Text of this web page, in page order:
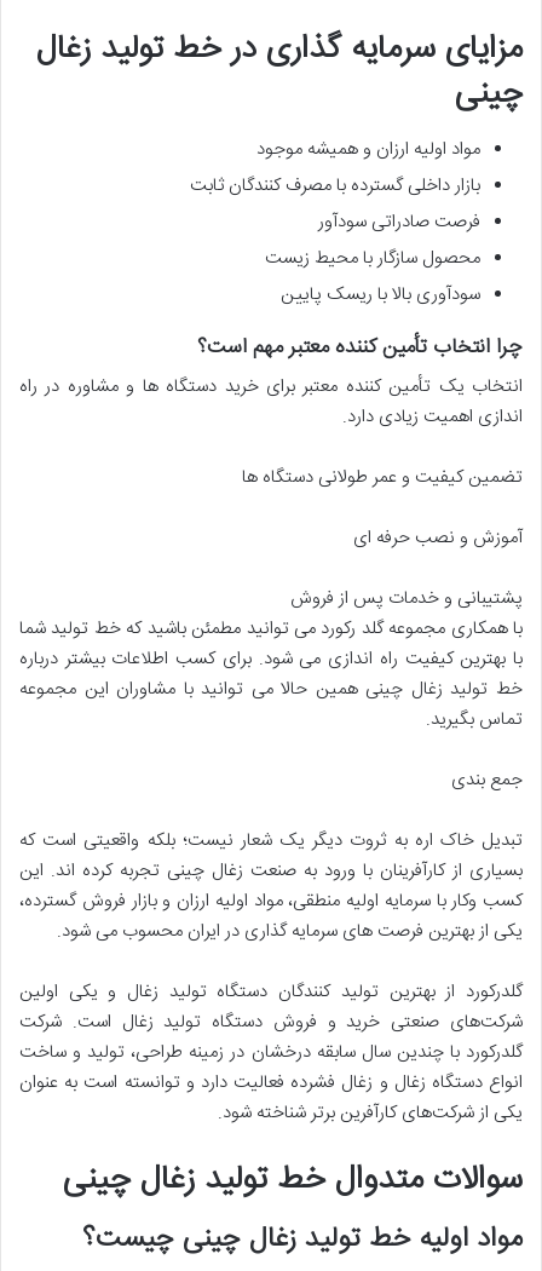
مزایای سرمایه گذاری در خط تولید زغال
چینی
مواد اولیه ارزان و همیشه موجود
بازار داخلی گسترده با مصرف کنندگان ثابت
فرصت صادراتی سودآور
محصول سازگار با محیط زیست
سودآوری بالا با ریسک پایین
چرا انتخاب تأمین کننده معتبر مهم است؟
انتخاب یک تأمین کننده معتبر برای خرید دستگاه ها و مشاوره در راه
اندازی اهمیت زیادی دارد.
تضمین کیفیت و عمر طولانی دستگاه ها
آموزش و نصب حرفه ای
پشتیبانی و خدمات پس از فروش
با همکاری مجموعه گلد رکورد می توانید مطمئن باشید که خط تولید شما
با بهترین کیفیت راه اندازی می شود. برای کسب اطلاعات بیشتر درباره
خط تولید زغال چینی همین حالا می توانید با مشاوران این مجموعه
تماس بگیرید.
جمع بندی
تبدیل خاک اره به ثروت دیگر یک شعار نیست؛ بلکه واقعیتی است که
بسیاری از کارآفرینان با ورود به صنعت زغال چینی تجربه کرده اند. این
کسب وکار با سرمایه اولیه منطقی، مواد اولیه ارزان و بازار فروش گسترده،
یکی از بهترین فرصت های سرمایه گذاری در ایران محسوب می شود.
گلدرکورد از بهترین تولید کنندگان دستگاه تولید زغال و یکی اولین
شرکت‌های صنعتی خرید و فروش دستگاه تولید زغال است. شرکت
گلدرکورد با چندین سال سابقه درخشان در زمینه طراحی، تولید و ساخت
انواع دستگاه زغال و زغال فشرده فعالیت دارد و توانسته است به عنوان
یکی از شرکت‌های کارآفرین برتر شناخته شود.
سوالات متدوال خط تولید زغال چینی
مواد اولیه خط تولید زغال چینی چیست؟